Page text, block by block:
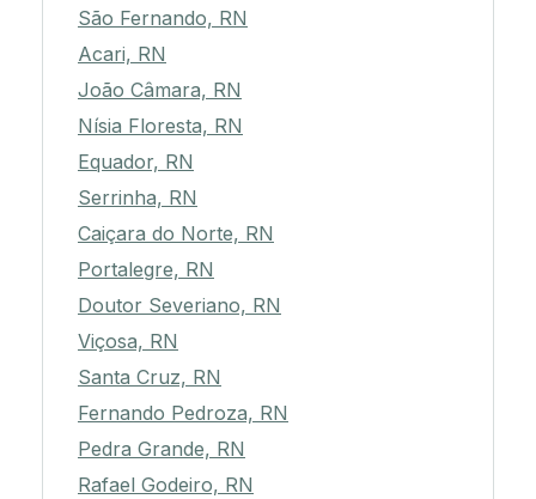
São Fernando, RN
Acari, RN
João Câmara, RN
Nísia Floresta, RN
Equador, RN
Serrinha, RN
Caiçara do Norte, RN
Portalegre, RN
Doutor Severiano, RN
Viçosa, RN
Santa Cruz, RN
Fernando Pedroza, RN
Pedra Grande, RN
Rafael Godeiro, RN